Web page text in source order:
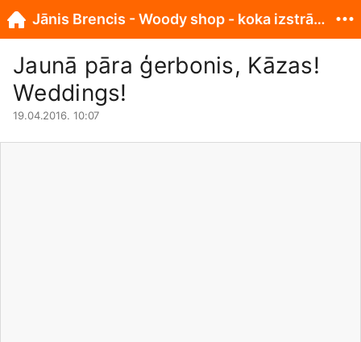
Jaunā pāra ģerbonis, Kāzas!
Weddings!
19.04.2016. 10:07
Jānis Brencis - Woody shop - koka izstrādājumi